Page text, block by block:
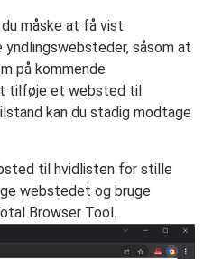
måske at få vist
såsom at
på kommende
tilføje et websted til
kan du stadig modtage
til hvidlisten for stille
webstedet og bruge
Browser Tool.